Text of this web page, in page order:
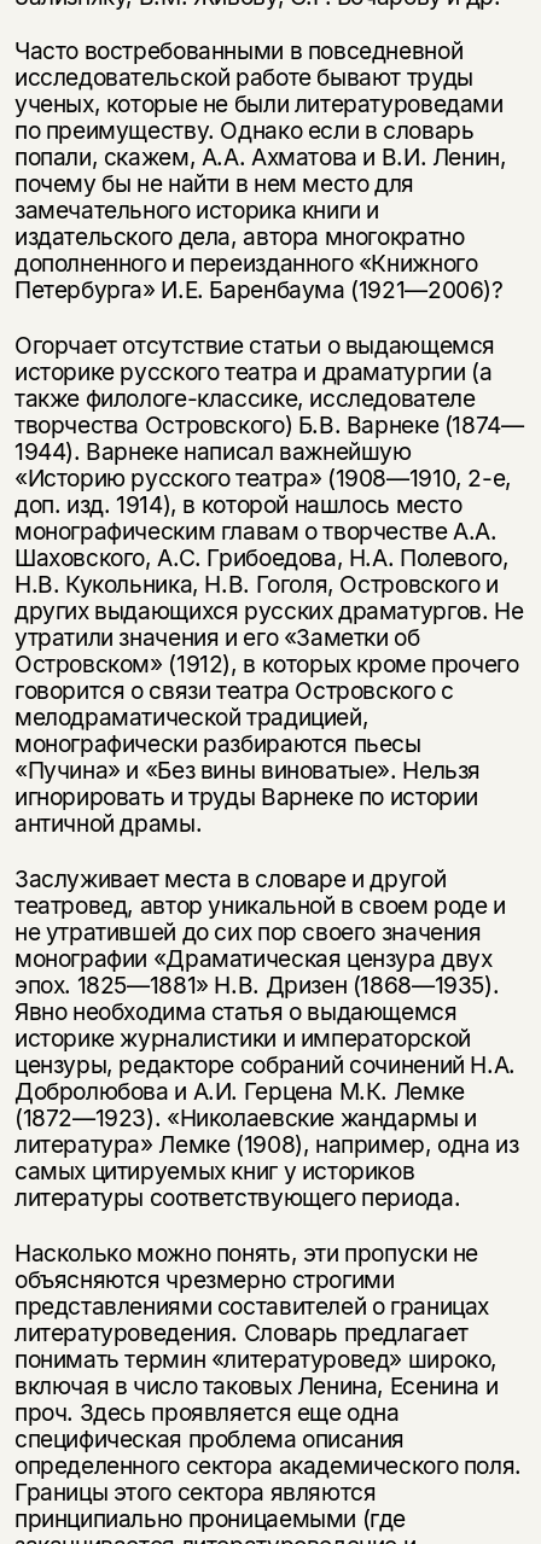
Часто востребованными в повседневной
исследовательской работе бывают труды
ученых, которые не были литературоведами
по преимуществу. Однако если в словарь
попали, скажем, А.А. Ахматова и В.И. Ленин,
почему бы не найти в нем место для
замечательного историка книги и
издательского дела, автора многократно
дополненного и переизданного «Книжного
Петербурга» И.Е. Баренбаума (1921—2006)?
Огорчает отсутствие статьи о выдающемся
историке русского театра и драматургии (а
также филологе-классике, исследователе
творчества Островского) Б.В. Варнеке (1874—
1944). Варнеке написал важнейшую
«Историю русского театра» (1908—1910, 2-е,
доп. изд. 1914), в которой нашлось место
монографическим главам о творчестве А.А.
Шаховского, А.С. Грибоедова, Н.А. Полевого,
Н.В. Кукольника, Н.В. Гоголя, Островского и
других выдающихся русских драматургов. Не
утратили значения и его «Заметки об
Островском» (1912), в которых кроме прочего
говорится о связи театра Островского с
мелодраматической традицией,
монографически разбираются пьесы
«Пучина» и «Без вины виноватые». Нельзя
игнорировать и труды Варнеке по истории
античной драмы.
Заслуживает места в словаре и другой
театровед, автор уникальной в своем роде и
не утратившей до сих пор своего значения
монографии «Драматическая цензура двух
эпох. 1825—1881» Н.В. Дризен (1868—1935).
Явно необходима статья о выдающемся
историке журналистики и императорской
цензуры, редакторе собраний сочинений Н.А.
Добролюбова и А.И. Герцена М.К. Лемке
(1872—1923). «Николаевские жандармы и
литература» Лемке (1908), например, одна из
самых цитируемых книг у историков
литературы соответствующего периода.
Насколько можно понять, эти пропуски не
объясняются чрезмерно строгими
представлениями составителей о границах
литературоведения. Словарь предлагает
понимать термин «литературовед» широко,
включая в число таковых Ленина, Есенина и
проч. Здесь проявляется еще одна
специфическая проблема описания
определенного сектора академического поля.
Границы этого сектора являются
принципиально проницаемыми (где